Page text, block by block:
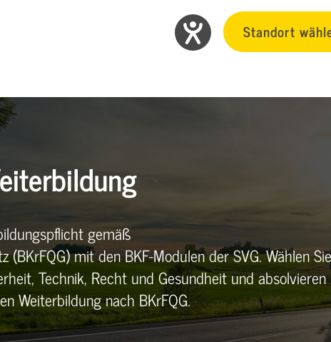
Standort
gemäß
mit den BKF-Modulen der SVG. Wählen Sie
Technik, Recht und Gesundheit und absolvieren
Weiterbildung nach BKrFQG.